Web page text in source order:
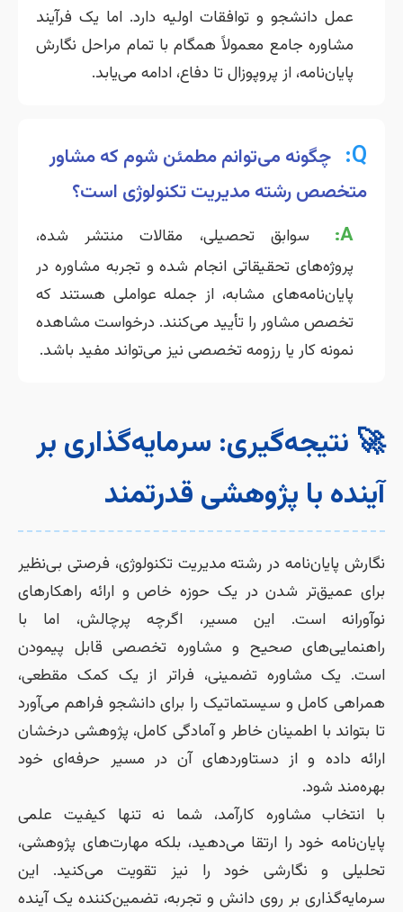
عمل دانشجو و توافقات اولیه دارد. اما یک فرآیند
مشاوره جامع معمولاً همگام با تمام مراحل نگارش
پایان‌نامه، از پروپوزال تا دفاع، ادامه می‌یابد.
Q:
چگونه می‌توانم مطمئن شوم که مشاور
متخصص رشته مدیریت تکنولوژی است؟
A:
سوابق تحصیلی، مقالات منتشر شده،
پروژه‌های تحقیقاتی انجام شده و تجربه مشاوره در
پایان‌نامه‌های مشابه، از جمله عواملی هستند که
تخصص مشاور را تأیید می‌کنند. درخواست مشاهده
نمونه کار یا رزومه تخصصی نیز می‌تواند مفید باشد.
🚀 نتیجه‌گیری: سرمایه‌گذاری بر
آینده با پژوهشی قدرتمند
نگارش پایان‌نامه در رشته مدیریت تکنولوژی، فرصتی بی‌نظیر
برای عمیق‌تر شدن در یک حوزه خاص و ارائه راهکارهای
نوآورانه است. این مسیر، اگرچه پرچالش، اما با
راهنمایی‌های صحیح و مشاوره تخصصی قابل پیمودن
است. یک مشاوره تضمینی، فراتر از یک کمک مقطعی،
همراهی کامل و سیستماتیک را برای دانشجو فراهم می‌آورد
تا بتواند با اطمینان خاطر و آمادگی کامل، پژوهشی درخشان
ارائه داده و از دستاوردهای آن در مسیر حرفه‌ای خود
بهره‌مند شود.
با انتخاب مشاوره کارآمد، شما نه تنها کیفیت علمی
پایان‌نامه خود را ارتقا می‌دهید، بلکه مهارت‌های پژوهشی،
تحلیلی و نگارشی خود را نیز تقویت می‌کنید. این
سرمایه‌گذاری بر روی دانش و تجربه، تضمین‌کننده یک آینده